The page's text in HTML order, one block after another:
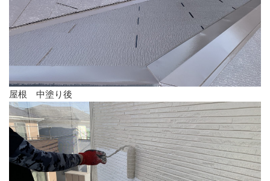
屋根 中塗り後